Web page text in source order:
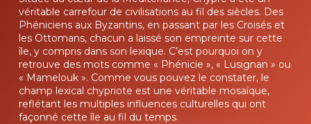
véritable carrefour de civilisations au fil des siècles. Des
Phéniciens aux Byzantins, en passant par les Croisés et
les Ottomans, chacun a laissé son empreinte sur cette
île, y compris dans son lexique. C’est pourquoi on y
retrouve des mots comme « Phénicie », « Lusignan » ou
« Mamelouk ». Comme vous pouvez le constater, le
champ lexical chypriote est une véritable mosaïque,
reflétant les multiples influences culturelles qui ont
façonné cette île au fil du temps.